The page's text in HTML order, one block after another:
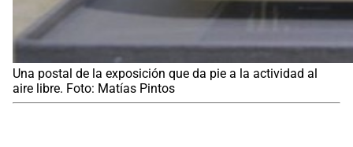
Una postal de la exposición que da pie a la actividad al
aire libre. Foto: Matías Pintos